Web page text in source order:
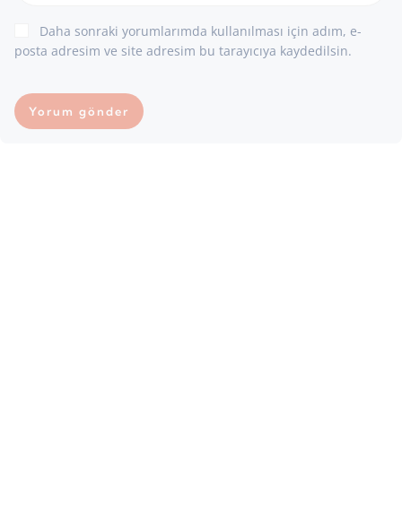
Daha sonraki yorumlarımda kullanılması için adım, e-
posta adresim ve site adresim bu tarayıcıya kaydedilsin.